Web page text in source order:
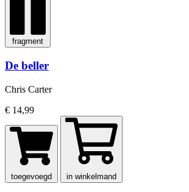
fragment
De beller
Chris Carter
€ 14,99
toegevoegd in winkelmand